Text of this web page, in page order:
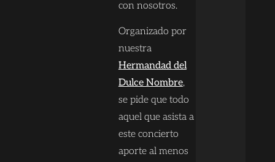
con nosotros.
Organizado por
nuestra
Hermandad del
Dulce Nombre,
se pide que todo
aquel que asista a
este concierto
aporte al menos